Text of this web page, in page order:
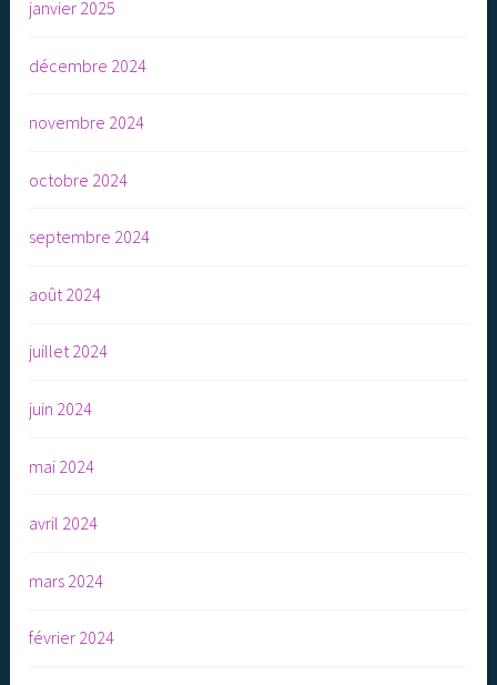
janvier 2025
décembre 2024
novembre 2024
octobre 2024
septembre 2024
août 2024
juillet 2024
juin 2024
mai 2024
avril 2024
mars 2024
février 2024